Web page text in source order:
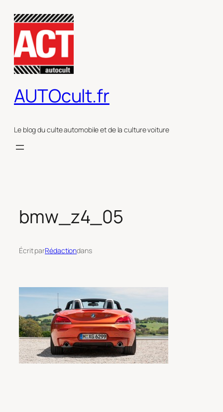
contenu
AUTOcult.fr
Le blog du culte automobile et de la culture voiture
bmw_z4_05
Écrit parRédactiondans